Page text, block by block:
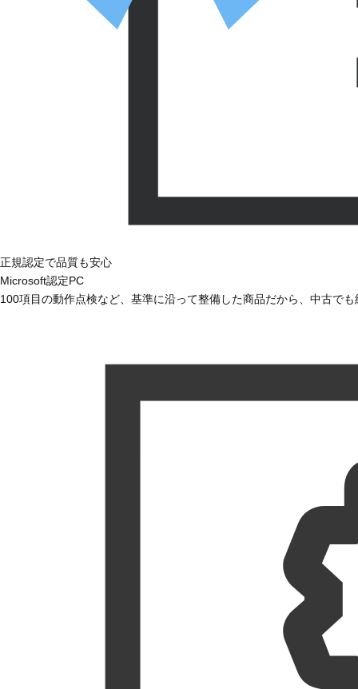
正規認定で品質も安心
Microsoft認定PC
100項目の動作点検など、基準に沿って整備した商品だから、中古で